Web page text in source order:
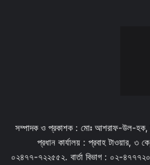
সম্পাদক ও প্রকাশক : মোঃ আশরাফ-উল-হক,
প্রধান কার্যালয় : প্রবাহ টাওয়ার, ৩
০২৪৭৭-৭২২৫৫২. বার্তা বিভাগ : ০২-